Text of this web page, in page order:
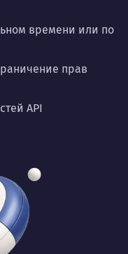
времени или по
прав
API